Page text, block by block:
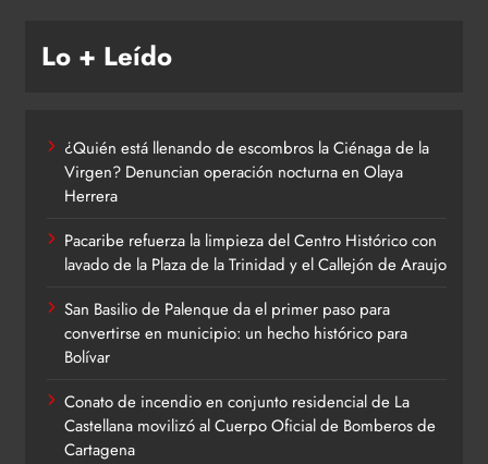
Lo + Leído
¿Quién está llenando de escombros la Ciénaga de la
Virgen? Denuncian operación nocturna en Olaya
Herrera
Pacaribe refuerza la limpieza del Centro Histórico con
lavado de la Plaza de la Trinidad y el Callejón de Araujo
San Basilio de Palenque da el primer paso para
convertirse en municipio: un hecho histórico para
Bolívar
Conato de incendio en conjunto residencial de La
Castellana movilizó al Cuerpo Oficial de Bomberos de
Cartagena